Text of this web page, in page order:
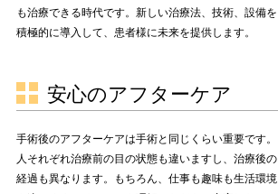
も治療できる時代です。新しい治療法、技術、設備を
積極的に導入して、患者様に未来を提供します。
安心のアフターケア
手術後のアフターケアは手術と同じくらい重要です。
人それぞれ治療前の目の状態も違いますし、治療後の
経過も異なります。もちろん、仕事も趣味も生活環境